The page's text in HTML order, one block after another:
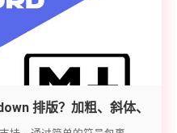
排版？加粗、斜体、